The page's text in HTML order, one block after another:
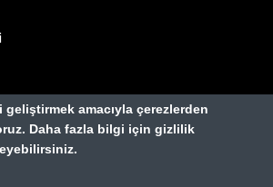
Turizm, TÜRSAB'a kayıtlı bir
amacıyla çerezlerden
Daha fazla bilgi için gizlilik